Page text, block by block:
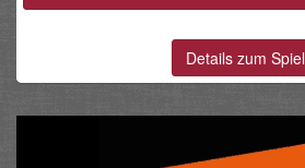
Details zum Spiel